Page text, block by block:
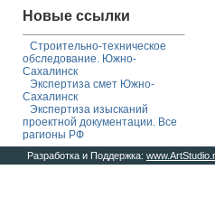
Новые ссылки
Строительно-техническое
обследование. Южно-
Сахалинск
Экспертиза смет Южно-
Сахалинск
Экспертиза изысканий
проектной документации. Все
рагионы РФ
Разработка и Поддержка: